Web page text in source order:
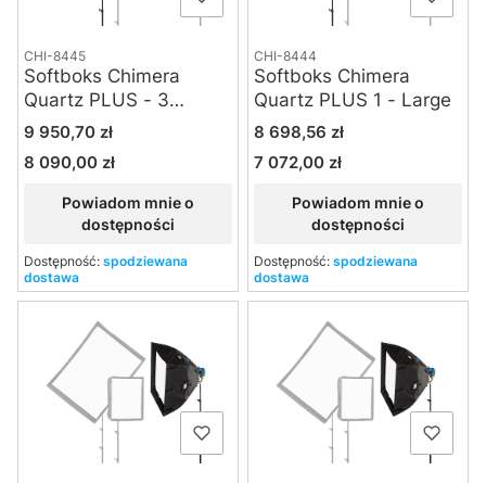
CHI-8445
Softboks Chimera
Quartz PLUS - 3
Screens - Large
Cena
9 950,70 zł
Cena
8 090,00 zł
Powiadom mnie o
dostępności
Dostępność: spodziewana
dostawa
CHI-8444
Softboks Chimera
Quartz PLUS 1 - Large
Cena
8 698,56 zł
Cena
7 072,00 zł
Powiadom mnie o
dostępności
Dostępność: spodziewana
dostawa